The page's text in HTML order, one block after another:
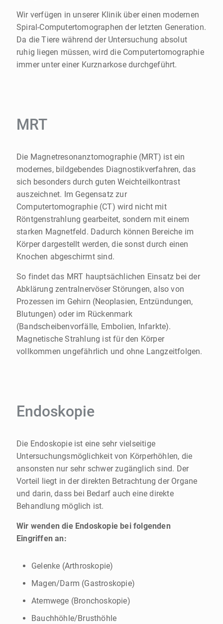
Wir verfügen in unserer Klinik über einen modernen
Spiral-Computertomographen der letzten Generation.
Da die Tiere während der Untersuchung absolut
ruhig liegen müssen, wird die Computertomographie
immer unter einer Kurznarkose durchgeführt.
MRT
Die Magnetresonanztomographie (MRT) ist ein
modernes, bildgebendes Diagnostikverfahren, das
sich besonders durch guten Weichteilkontrast
auszeichnet. Im Gegensatz zur
Computertomographie (CT) wird nicht mit
Röntgenstrahlung gearbeitet, sondern mit einem
starken Magnetfeld. Dadurch können Bereiche im
Körper dargestellt werden, die sonst durch einen
Knochen abgeschirmt sind.
So findet das MRT hauptsächlichen Einsatz bei der
Abklärung zentralnervöser Störungen, also von
Prozessen im Gehirn (Neoplasien, Entzündungen,
Blutungen) oder im Rückenmark
(Bandscheibenvorfälle, Embolien, Infarkte).
Magnetische Strahlung ist für den Körper
vollkommen ungefährlich und ohne Langzeitfolgen.
Endoskopie
Die Endoskopie ist eine sehr vielseitige
Untersuchungsmöglichkeit von Körperhöhlen, die
ansonsten nur sehr schwer zugänglich sind. Der
Vorteil liegt in der direkten Betrachtung der Organe
und darin, dass bei Bedarf auch eine direkte
Behandlung möglich ist.
Wir wenden die Endoskopie bei folgenden
Eingriffen an:
Gelenke (Arthroskopie)
Magen/Darm (Gastroskopie)
Atemwege (Bronchoskopie)
Bauchhöhle/Brusthöhle